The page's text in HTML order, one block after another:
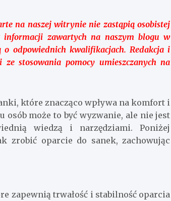
na naszej witrynie nie zastąpią osobistej
informacji zawartych na naszym blogu w
odpowiednich kwalifikacjach. Redakcja i
stosowania pomocy umieszczanych na
które znacząco wpływa na komfort i
osób może to być wyzwanie, ale nie jest
wiedzą i narzędziami. Poniżej
zrobić oparcie do sanek, zachowując
zapewnią trwałość i stabilność oparcia